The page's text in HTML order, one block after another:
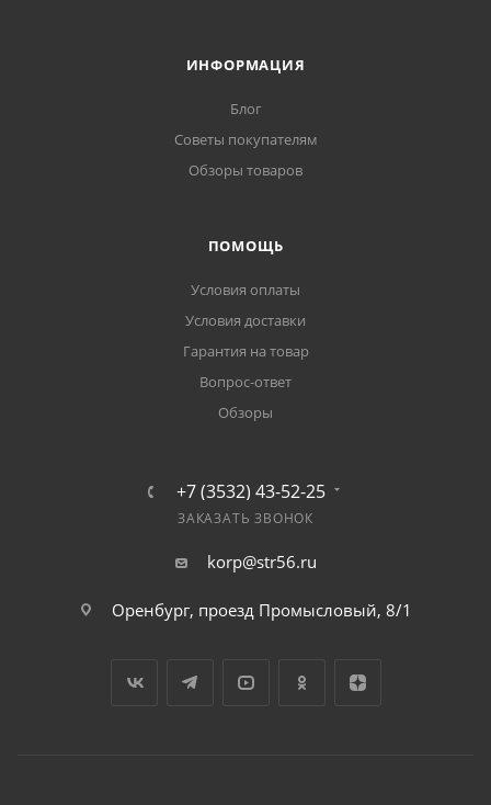
ИНФОРМАЦИЯ
Блог
Советы покупателям
Обзоры товаров
ПОМОЩЬ
Условия оплаты
Условия доставки
Гарантия на товар
Вопрос-ответ
Обзоры
+7 (3532) 43-52-25
ЗАКАЗАТЬ ЗВОНОК
korp@str56.ru
Оренбург, проезд Промысловый, 8/1